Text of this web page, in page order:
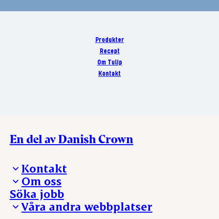
Produkter
Recept
Om Tulip
Kontakt
En del av Danish Crown
Kontakt
Presskontakt – För dig som är journalist
Reklamation
Visselblåsning
Om oss
Vi tar ledningen
Våra ställen
Söka jobb
Våra andra webbplatser